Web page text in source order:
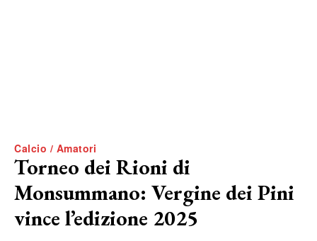
Calcio / Amatori
Torneo dei Rioni di
Monsummano: Vergine dei Pini
vince l’edizione 2025